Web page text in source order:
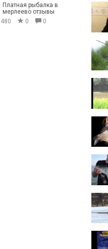
Платная рыбалка в
мерлеево отзывы
0 0